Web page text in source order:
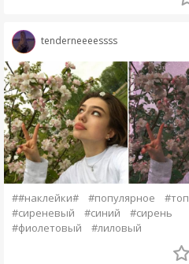
tenderneeeessss
##наклейки# #популярное
#топ
#сиреневый
#синий
#сирень
#фиолетовый
#лиловый